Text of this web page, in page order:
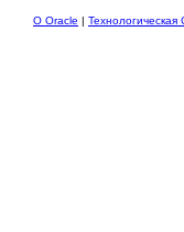
О Oracle | Технологическая